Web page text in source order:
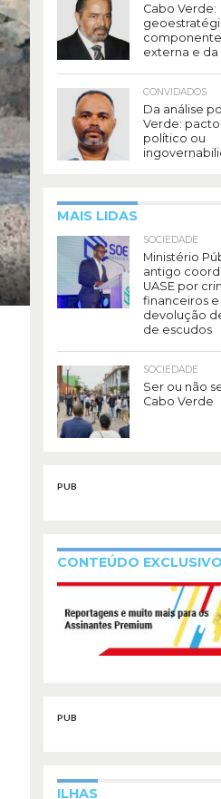
Cabo Verde:
externa e da
CONVIDADOS
Da análise
Verde:
político ou
MAIS LIDAS
SOCIEDADE
Ministério
antigo
UASE por
financeiros
devolução
de escudos
SOCIEDADE
Ser ou não
Cabo Verde
PUB
CONTEÚDO EXCLUSIVO
PUB
ILHAS